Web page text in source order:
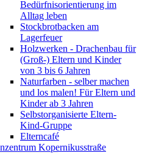
Bedürfnisorientierung im
Alltag leben
Stockbrotbacken am
Lagerfeuer
Holzwerken - Drachenbau für
(Groß-) Eltern und Kinder
von 3 bis 6 Jahren
Naturfarben - selber machen
und los malen! Für Eltern und
Kinder ab 3 Jahren
Selbstorganisierte Eltern-
Kind-Gruppe
Elterncafé
Kopernikusstraße